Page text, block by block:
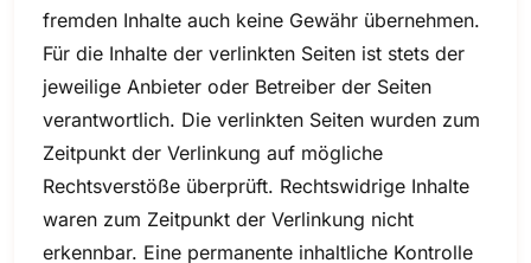
fremden Inhalte auch keine Gewähr übernehmen.
Für die Inhalte der verlinkten Seiten ist stets der
jeweilige Anbieter oder Betreiber der Seiten
verantwortlich. Die verlinkten Seiten wurden zum
Zeitpunkt der Verlinkung auf mögliche
Rechtsverstöße überprüft. Rechtswidrige Inhalte
waren zum Zeitpunkt der Verlinkung nicht
erkennbar. Eine permanente inhaltliche Kontrolle